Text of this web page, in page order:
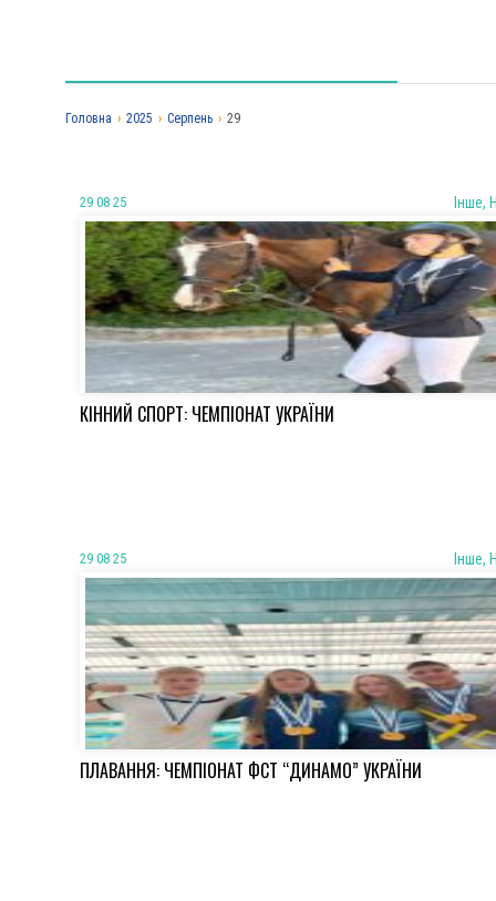
Головна › 2025 › Серпень › 29
29 08 25 Iнше,
КІННИЙ СПОРТ: ЧЕМПІОНАТ УКРАЇНИ
29 08 25 Iнше,
ПЛАВАННЯ: ЧЕМПІОНАТ ФСТ “ДИНАМО” УКРАЇНИ